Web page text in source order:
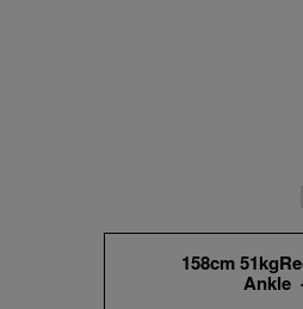
158cm
Ankle